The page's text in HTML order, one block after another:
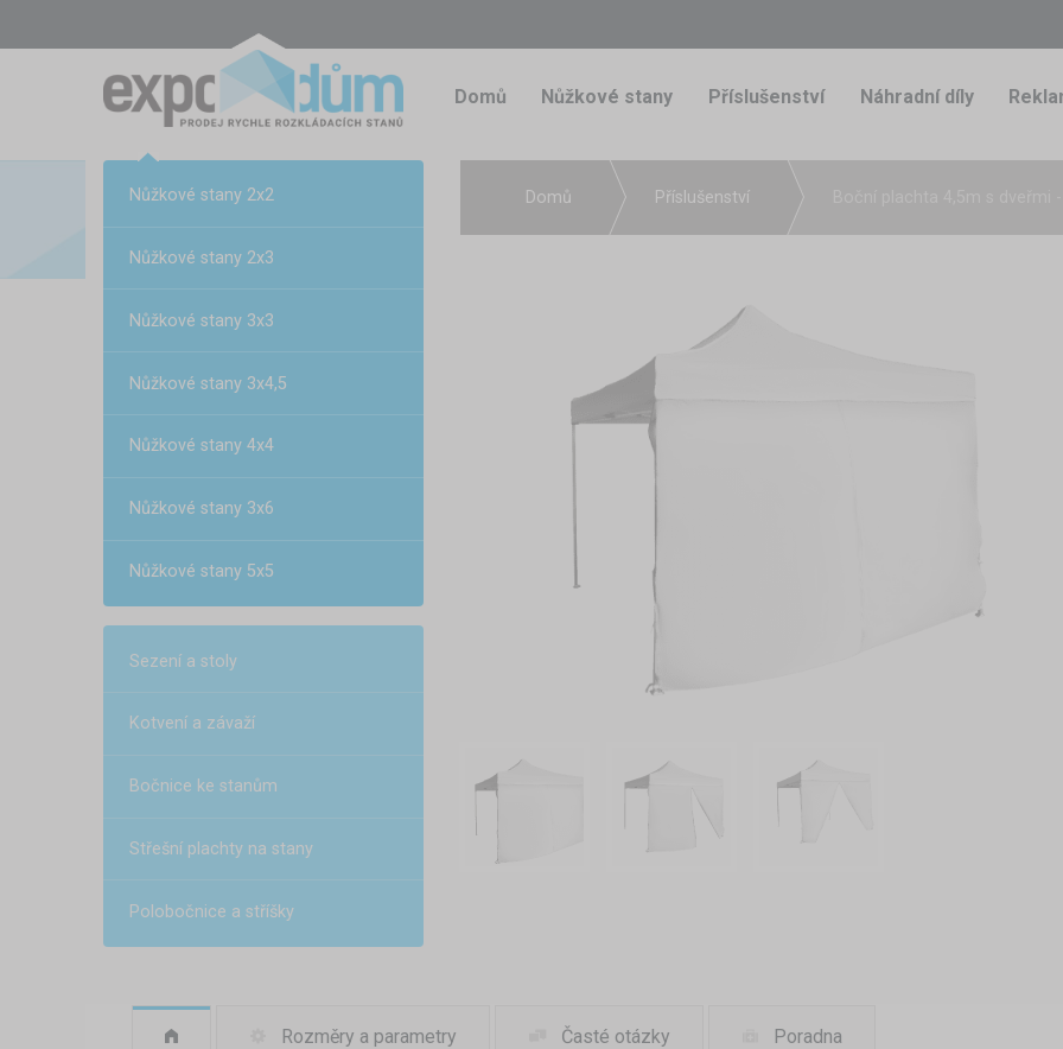
Domů Nůžkové stany Příslušenství Náhradní díly
Nůžkové stany 2x2
Nůžkové stany 2x3
Nůžkové stany 3x3
Nůžkové stany 3x4,5
Nůžkové stany 4x4
Nůžkové stany 3x6
Nůžkové stany 5x5
Sezení a stoly
Kotvení a závaží
Bočnice ke stanům
Střešní plachty na stany
Polobočnice a stříšky
Domů Příslušenství
Rozměry a parametry Časté otázky Poradna